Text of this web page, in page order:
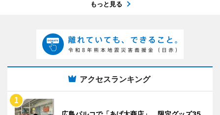
もっと見る
アクセスランキング